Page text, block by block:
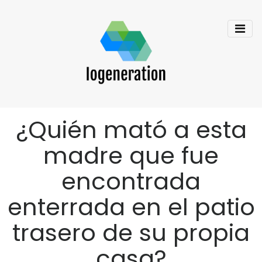
¿Quién mató a esta
madre que fue
encontrada
enterrada en el patio
trasero de su propia